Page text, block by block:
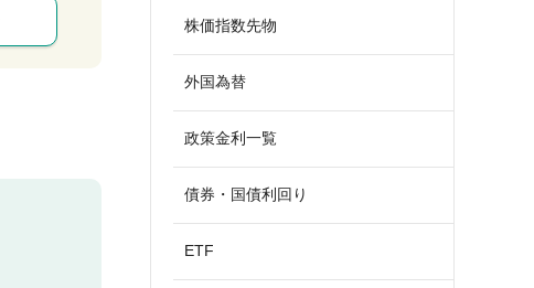
株価指数先物
外国為替
政策金利一覧
債券・国債利回り
ETF